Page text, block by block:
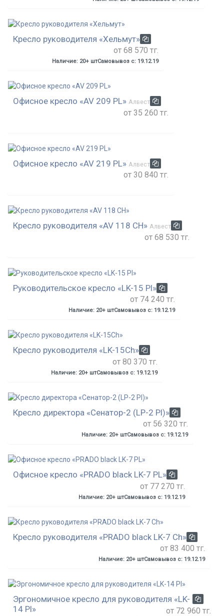
Кресло руководителя «Хельмут»
от 68 570 тг.
Наличие: 20+ штСамовывоз с: 19.12.19
Офисное кресло «AV 209 PL» Алвест
от 35 260 тг.
Офисное кресло «AV 219 PL» Алвест
от 30 840 тг.
Кресло руководителя «AV 118 СН» Алвест
от 68 530 тг.
Руководительское кресло «LK-15 Pl»
от 74 240 тг.
Наличие: 20+ штСамовывоз с: 19.12.19
Кресло руководителя «LK-15Ch»
от 80 370 тг.
Наличие: 20+ штСамовывоз с: 19.12.19
Кресло директора «Сенатор-2 (LP-2 Pl)»
от 56 320 тг.
Наличие: 20+ штСамовывоз с: 19.12.19
Офисное кресло «PRADO black LK-7 PL»
от 77 270 тг.
Наличие: 20+ штСамовывоз с: 19.12.19
Кресло руководителя «PRADO black LK-7 Ch»
от 83 400 тг.
Наличие: 20+ штСамовывоз с: 19.12.19
Эргономичное кресло для руководителя «LK-
14 Pl»
от 72 960 тг.